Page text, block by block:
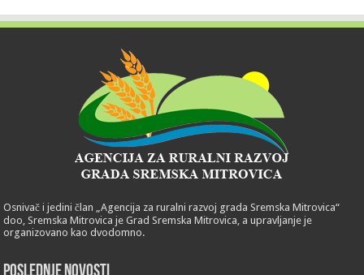
Osnivač i jedini član „Agencija za ruralni razvoj grada Sremska Mitrovica“
doo, Sremska Mitrovica je Grad Sremska Mitrovica, a upravljanje je
organizovano kao dvodomno.